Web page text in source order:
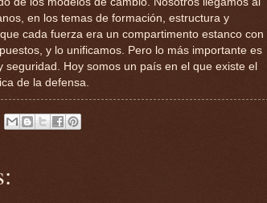
en los temas de formación, estructura y
cada fuerza era un compartimento estanco con
y lo unificamos. Pero lo más importante es
seguridad. Hoy somos un país en el que existe el
de la defensa.